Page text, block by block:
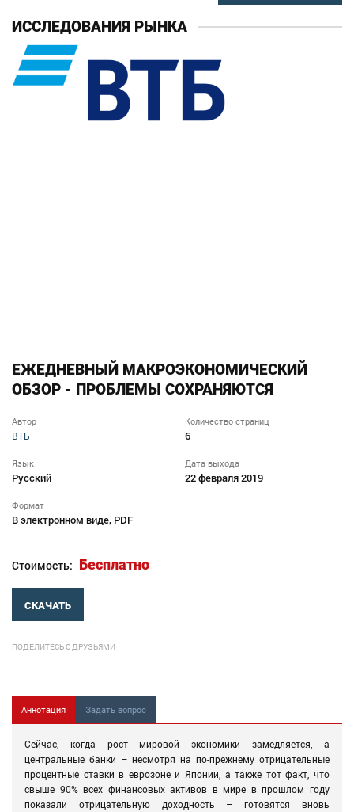
ИССЛЕДОВАНИЯ РЫНКА
ЕЖЕДНЕВНЫЙ МАКРОЭКОНОМИЧЕСКИЙ
ОБЗОР - ПРОБЛЕМЫ СОХРАНЯЮТСЯ
Автор
ВТБ
Количество страниц
6
Язык
Русский
Дата выхода
22 февраля 2019
Формат
В электронном виде, PDF
Стоимость: Бесплатно
СКАЧАТЬ
ПОДЕЛИТЕСЬ С ДРУЗЬЯМИ
Аннотация Задать вопрос
Сейчас, когда рост мировой экономики замедляется, а
центральные банки – несмотря на по-прежнему отрицательные
процентные ставки в еврозоне и Японии, а также тот факт, что
свыше 90% всех финансовых активов в мире в прошлом году
показали отрицательную доходность – готовятся вновь